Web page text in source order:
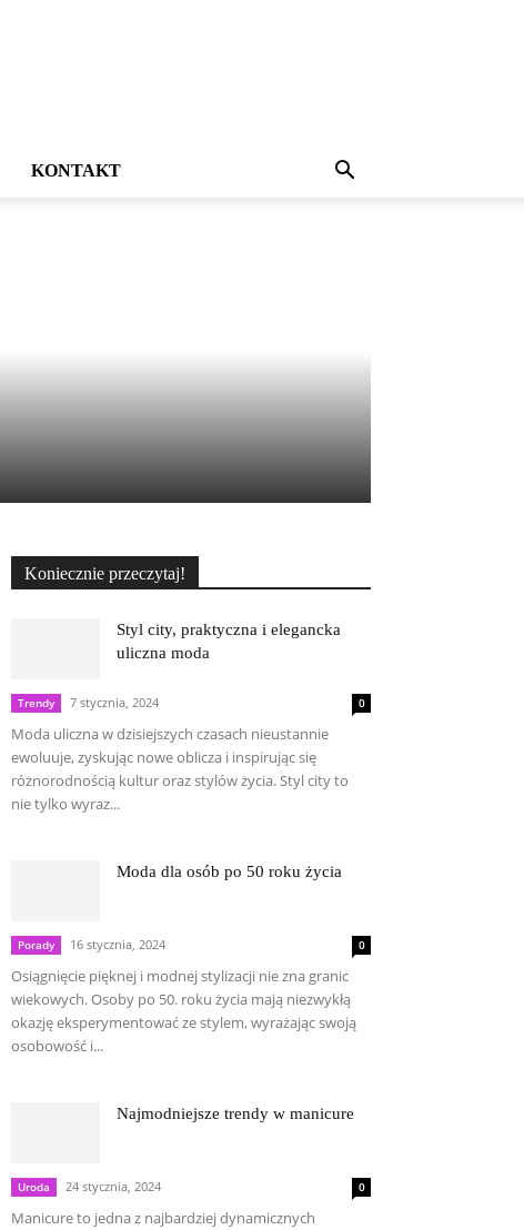
KONTAKT
Koniecznie przeczytaj!
Styl city, praktyczna i elegancka
uliczna moda
Trendy 7 stycznia, 2024 0
Moda uliczna w dzisiejszych czasach nieustannie
ewoluuje, zyskując nowe oblicza i inspirując się
różnorodnością kultur oraz stylów życia. Styl city to
nie tylko wyraz...
Moda dla osób po 50 roku życia
Porady 16 stycznia, 2024 0
Osiągnięcie pięknej i modnej stylizacji nie zna granic
wiekowych. Osoby po 50. roku życia mają niezwykłą
okazję eksperymentować ze stylem, wyrażając swoją
osobowość i...
Najmodniejsze trendy w manicure
Uroda 24 stycznia, 2024 0
Manicure to jedna z najbardziej dynamicznych